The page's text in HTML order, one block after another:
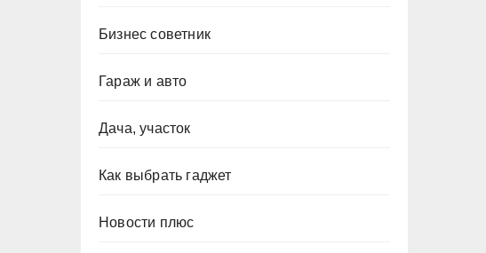
Бизнес советник
Гараж и авто
Дача, участок
Как выбрать гаджет
Новости плюс